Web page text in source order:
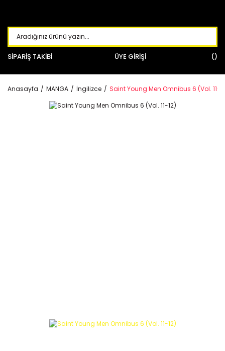
SİPARİŞ TAKİBİ ÜYE GİRİŞİ
Anasayfa MANGA İngilizce Saint Young Men Omnibus 6 (Vol. 11-